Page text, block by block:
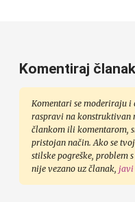
Komentiraj članak
Komentari se moderiraju
raspravi na konstruktivan
člankom ili komentarom,
pristojan način. Ako se
stilske pogreške, problem
nije vezano uz članak, javi